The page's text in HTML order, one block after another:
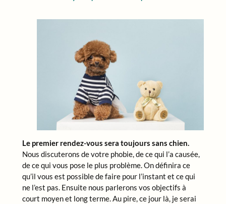
Le premier rendez-vous sera toujours sans chien.
Nous discuterons de votre phobie, de ce qui l’a causée,
de ce qui vous pose le plus problème. On définira ce
qu’il vous est possible de faire pour l’instant et ce qui
ne l’est pas. Ensuite nous parlerons vos objectifs à
court moyen et long terme. Au pire, ce jour là, je serai